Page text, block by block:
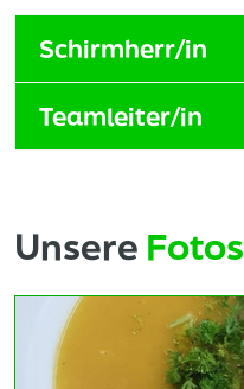
Schirmherr/in
Teamleiter/in
Unsere Fotos